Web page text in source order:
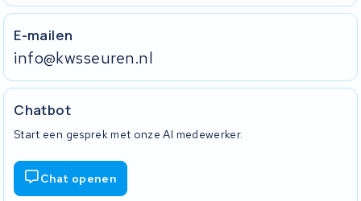
E-mailen
info@kwsseuren.nl
Chatbot
Start een gesprek met onze AI medewerker.
Chat openen